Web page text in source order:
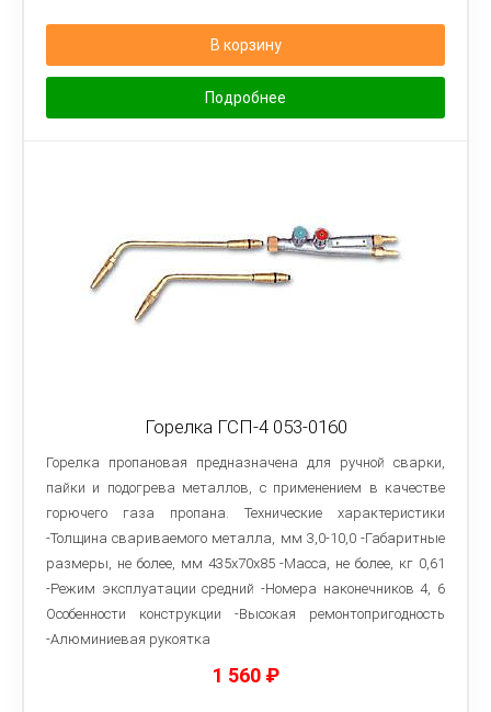
В корзину
Подробнее
Горелка ГСП-4 053-0160
Горелка пропановая предназначена для ручной сварки,
пайки и подогрева металлов, с применением в качестве
горючего газа пропана. Технические характеристики
-Толщина свариваемого металла, мм 3,0-10,0 -Габаритные
размеры, не более, мм 435х70х85 -Масса, не более, кг 0,61
-Режим эксплуатации средний -Номера наконечников 4, 6
Особенности конструкции -Высокая ремонтопригодность
-Алюминиевая рукоятка
1 560 ₽